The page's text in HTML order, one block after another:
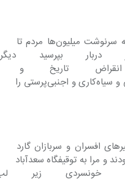
عیاشی و شهوت‌پرستی و بی‌اعتنایی به سرنوشت میلیون‌ها مردم تا
دربار
انقراض
رفته‌اید و به دست خود آن گور بدنامی و سیاه‌کاری و اجنبی‌پرستی را
دیشب در همان موقعی که شصت تیر‌های افسران و سربازان گارد
و مرا به توقیفگاه سعدآباد
خونسردی